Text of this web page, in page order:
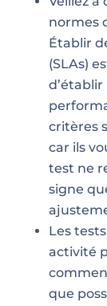
normes
Établir
(SLAs)
critères
car ils
test ne
signe
Les
activité
que